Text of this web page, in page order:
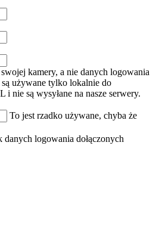
kamery, a nie danych logowania
są używane tylko lokalnie do
nie są wysyłane na nasze serwery.
To jest rzadko używane, chyba że
danych logowania dołączonych